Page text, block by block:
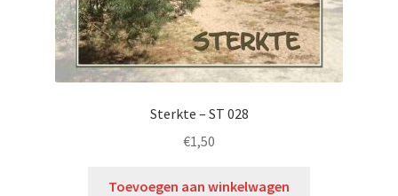
Sterkte – ST 028
€1,50
Toevoegen aan winkelwagen